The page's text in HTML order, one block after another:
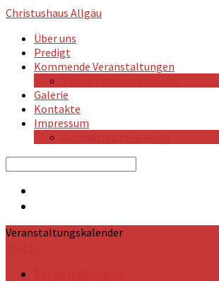
Christushaus Allgäu
Über uns
Predigt
Kommende Veranstaltungen
Galerie
Kontakte
Impressum
Search
Veranstaltungskalender